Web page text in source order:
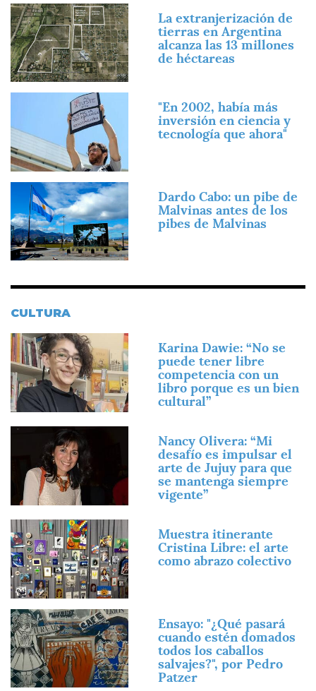
Imagen
La extranjerización de
tierras en Argentina
alcanza las 13 millones
de héctareas
"En 2002, había más
inversión en ciencia y
tecnología que ahora"
Imagen
Dardo Cabo: un pibe de
Malvinas antes de los
pibes de Malvinas
CULTURA
Imagen
Karina Dawie: “No se
puede tener libre
competencia con un
libro porque es un bien
cultural”
Imagen
Nancy Olivera: “Mi
desafío es impulsar el
arte de Jujuy para que
se mantenga siempre
vigente”
Imagen
Muestra itinerante
Cristina Libre: el arte
como abrazo colectivo
Imagen
Ensayo: "¿Qué pasará
cuando estén domados
todos los caballos
salvajes?", por Pedro
Patzer